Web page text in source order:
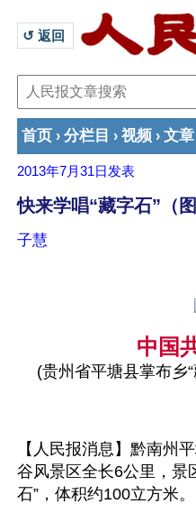
↺ 返回
首页 › 分栏目 › 视频 › 文章
2013年7月31日 发表
快来学唱“藏字石”（图
子慧
中国
(贵州省平塘县掌布乡
【人民报消息】黔南州
谷风景区全长6公里，景
石”，体积约100立方米。